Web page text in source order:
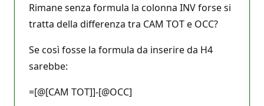
Rimane senza formula la colonna INV forse si
tratta della differenza tra CAM TOT e OCC?
Se così fosse la formula da inserire da H4
sarebbe:
=[@[CAM TOT]]-[@OCC]